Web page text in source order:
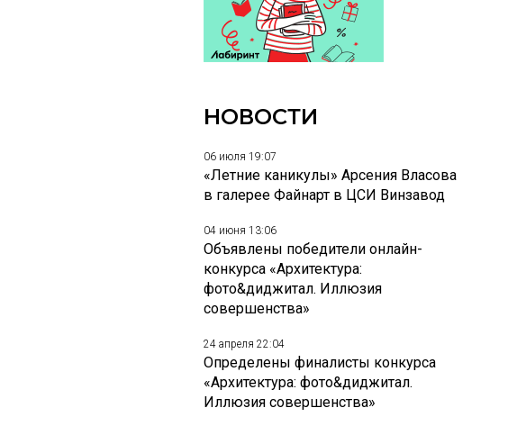
НОВОСТИ
06 июля 19:07
«Летние каникулы» Арсения Власова
в галерее Файнарт в ЦСИ Винзавод
04 июня 13:06
Объявлены победители онлайн-
конкурса «Архитектура:
фото&диджитал. Иллюзия
совершенства»
24 апреля 22:04
Определены финалисты конкурса
«Архитектура: фото&диджитал.
Иллюзия совершенства»